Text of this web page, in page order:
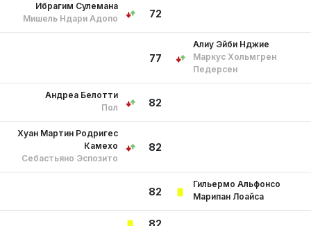
72
Ибрагим Сулемана
Мишель Ндари Адопо
77
Алиу Эйби Нджие
Маркус Хольмгрен
Педерсен
82
Андреа Белотти
Пол
82
Хуан Мартин Родригес
Камехо
Себастьяно Эспозито
82
Гильермо Альфонсо
Марипан Лоайса
82